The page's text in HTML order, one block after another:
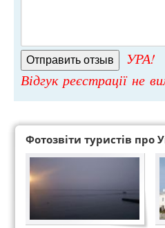
УРА!
Відгук реєстрації не
Фотозвіти туристів про